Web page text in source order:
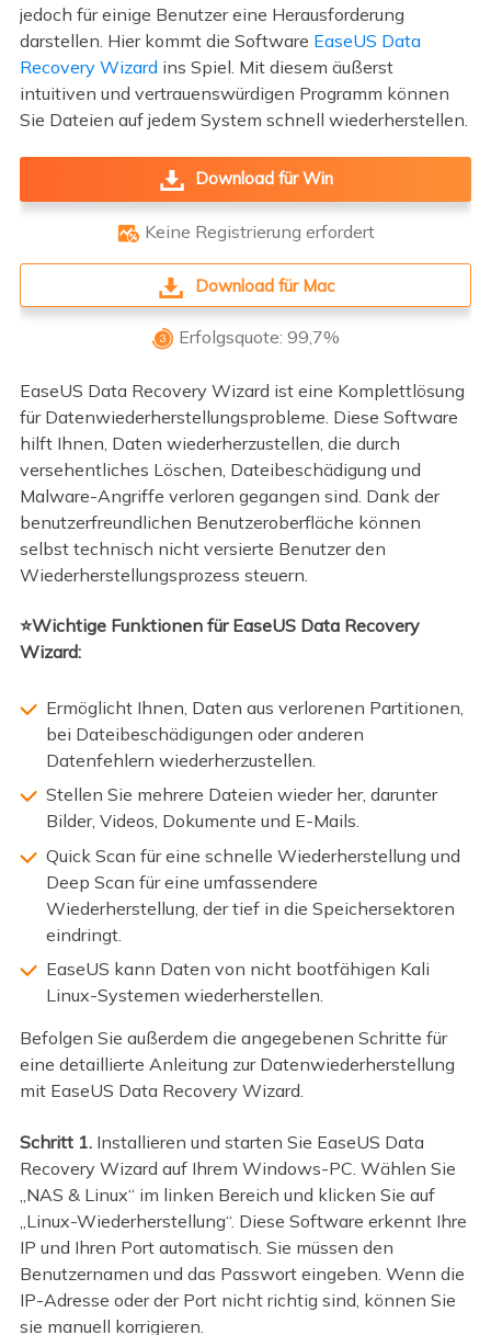
jedoch für einige Benutzer eine Herausforderung
darstellen. Hier kommt die Software EaseUS Data
Recovery Wizard ins Spiel. Mit diesem äußerst
intuitiven und vertrauenswürdigen Programm können
Sie Dateien auf jedem System schnell wiederherstellen.
Download für Win
 Keine Registrierung erfordert
Download für Mac
 Erfolgsquote: 99,7%
EaseUS Data Recovery Wizard ist eine Komplettlösung
für Datenwiederherstellungsprobleme. Diese Software
hilft Ihnen, Daten wiederherzustellen, die durch
versehentliches Löschen, Dateibeschädigung und
Malware-Angriffe verloren gegangen sind. Dank der
benutzerfreundlichen Benutzeroberfläche können
selbst technisch nicht versierte Benutzer den
Wiederherstellungsprozess steuern.
⭐Wichtige Funktionen für EaseUS Data Recovery
Wizard:
Ermöglicht Ihnen, Daten aus verlorenen Partitionen,
bei Dateibeschädigungen oder anderen
Datenfehlern wiederherzustellen.
Stellen Sie mehrere Dateien wieder her, darunter
Bilder, Videos, Dokumente und E-Mails.
Quick Scan für eine schnelle Wiederherstellung und
Deep Scan für eine umfassendere
Wiederherstellung, der tief in die Speichersektoren
eindringt.
EaseUS kann Daten von nicht bootfähigen Kali
Linux-Systemen wiederherstellen.
Befolgen Sie außerdem die angegebenen Schritte für
eine detaillierte Anleitung zur Datenwiederherstellung
mit EaseUS Data Recovery Wizard.
Schritt 1.Installieren und starten Sie EaseUS Data
Recovery Wizard auf Ihrem Windows-PC. Wählen Sie
„NAS & Linux“ im linken Bereich und klicken Sie auf
„Linux-Wiederherstellung“. Diese Software erkennt Ihre
IP und Ihren Port automatisch. Sie müssen den
Benutzernamen und das Passwort eingeben. Wenn die
IP-Adresse oder der Port nicht richtig sind, können Sie
sie manuell korrigieren.